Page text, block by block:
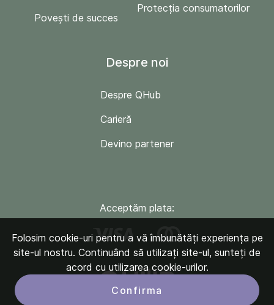
Povești de succes
Protecția consumatorilor
Despre noi
Despre QHub
Carieră
Devino partener
Acceptăm plata:
Folosim cookie-uri pentru a vă îmbunătăți experiența pe
site-ul nostru. Continuând să utilizați site-ul, sunteți de
acord cu utilizarea cookie-urilor.
Confirma